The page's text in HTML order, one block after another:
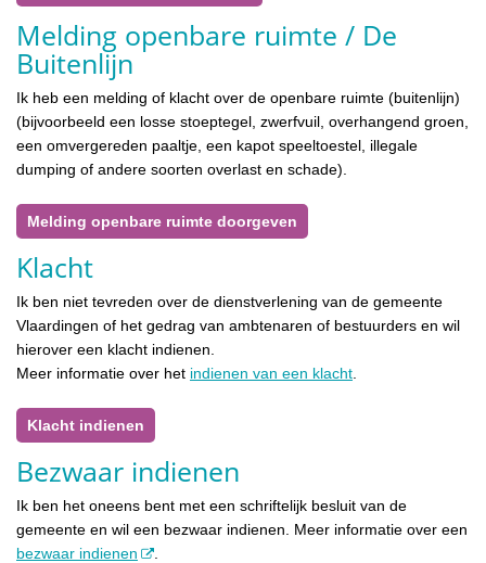
Melding openbare ruimte / De
Buitenlijn
Ik heb een melding of klacht over de openbare ruimte (buitenlijn)
(bijvoorbeeld een losse stoeptegel, zwerfvuil, overhangend groen,
een omvergereden paaltje, een kapot speeltoestel, illegale
dumping of andere soorten overlast en schade).
Melding openbare ruimte doorgeven
Klacht
Ik ben niet tevreden over de dienstverlening van de gemeente
Vlaardingen of het gedrag van ambtenaren of bestuurders en wil
hierover een klacht indienen.
Meer informatie over het indienen van een klacht
Klacht indienen
Bezwaar indienen
Ik ben het oneens bent met een schriftelijk besluit van de
gemeente en wil een bezwaar indienen. Meer informatie over een
bezwaar indienen